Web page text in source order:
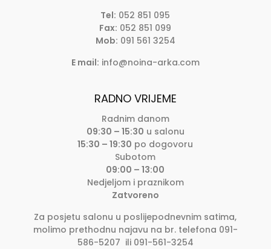
Tel: 052 851 095
Fax: 052 851 099
Mob: 091 561 3254
E mail: info@noina-arka.com
RADNO VRIJEME
Radnim danom
09:30 – 15:30 u salonu
15:30 – 19:30 po dogovoru
Subotom
09:00 – 13:00
Nedjeljom i praznikom
Zatvoreno
Za posjetu salonu u poslijepodnevnim satima,
molimo prethodnu najavu na br. telefona 091-
586-5207 ili 091-561-3254